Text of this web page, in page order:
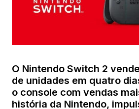
O Nintendo Switch 2
de unidades em quatro
o console com vendas
história da Nintendo,